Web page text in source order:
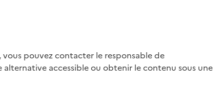
vous pouvez contacter le responsable de
accessible ou obtenir le contenu sous une